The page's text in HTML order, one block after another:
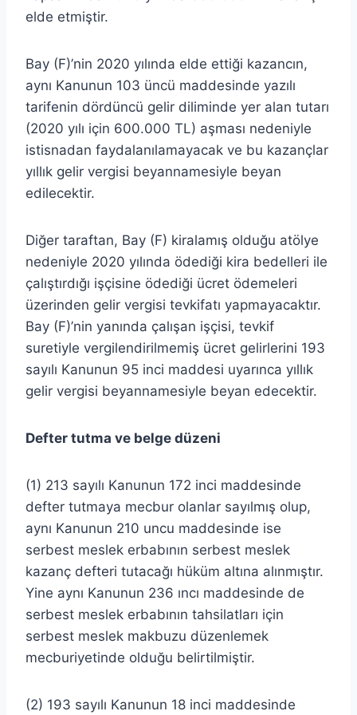
elde etmiştir.
Bay (F)’nin 2020 yılında elde ettiği kazancın,
aynı Kanunun 103 üncü maddesinde yazılı
tarifenin dördüncü gelir diliminde yer alan tutarı
(2020 yılı için 600.000 TL) aşması nedeniyle
istisnadan faydalanılamayacak ve bu kazançlar
yıllık gelir vergisi beyannamesiyle beyan
edilecektir.
Diğer taraftan, Bay (F) kiralamış olduğu atölye
nedeniyle 2020 yılında ödediği kira bedelleri ile
çalıştırdığı işçisine ödediği ücret ödemeleri
üzerinden gelir vergisi tevkifatı yapmayacaktır.
Bay (F)’nin yanında çalışan işçisi, tevkif
suretiyle vergilendirilmemiş ücret gelirlerini 193
sayılı Kanunun 95 inci maddesi uyarınca yıllık
gelir vergisi beyannamesiyle beyan edecektir.
Defter tutma ve belge düzeni
(1) 213 sayılı Kanunun 172 inci maddesinde
defter tutmaya mecbur olanlar sayılmış olup,
aynı Kanunun 210 uncu maddesinde ise
serbest meslek erbabının serbest meslek
kazanç defteri tutacağı hüküm altına alınmıştır.
Yine aynı Kanunun 236 ıncı maddesinde de
serbest meslek erbabının tahsilatları için
serbest meslek makbuzu düzenlemek
mecburiyetinde olduğu belirtilmiştir.
(2) 193 sayılı Kanunun 18 inci maddesinde